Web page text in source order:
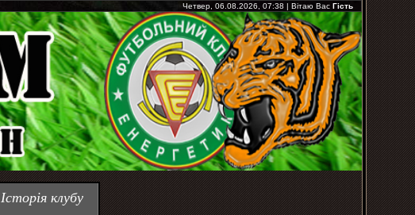
Четвер, 06.08.2026, 07:38 | Вітаю Вас Гість
Історія клубу